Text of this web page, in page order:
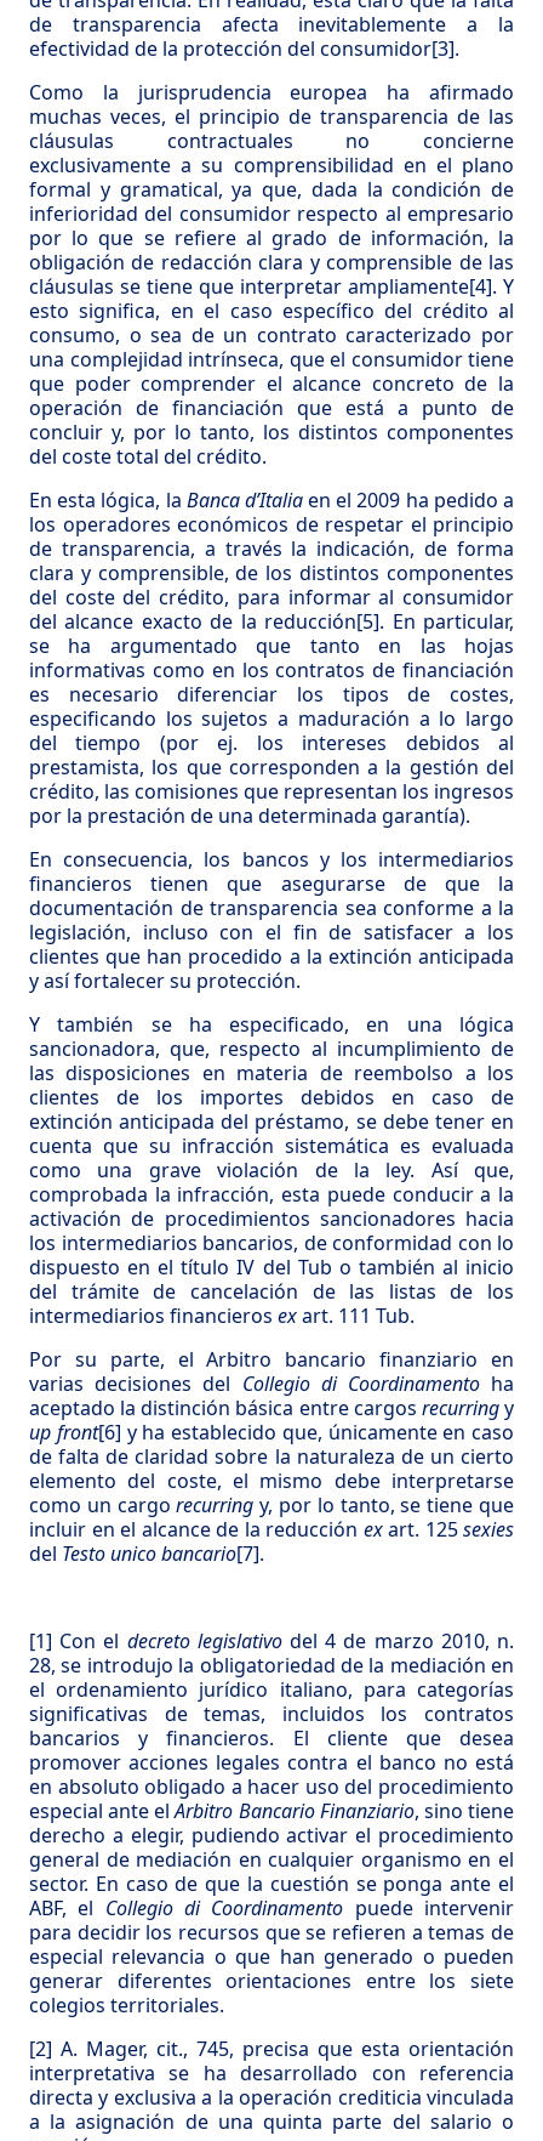
de transparencia afecta inevitablemente a la
efectividad de la protección del consumidor[3].
Como la jurisprudencia europea ha afirmado
muchas veces, el principio de transparencia de las
cláusulas contractuales no concierne
exclusivamente a su comprensibilidad en el plano
formal y gramatical, ya que, dada la condición de
inferioridad del consumidor respecto al empresario
por lo que se refiere al grado de información, la
obligación de redacción clara y comprensible de las
cláusulas se tiene que interpretar ampliamente[4]. Y
esto significa, en el caso específico del crédito al
consumo, o sea de un contrato caracterizado por
una complejidad intrínseca, que el consumidor tiene
que poder comprender el alcance concreto de la
operación de financiación que está a punto de
concluir y, por lo tanto, los distintos componentes
del coste total del crédito.
En esta lógica, la Banca d’Italiaen el 2009 ha pedido a
los operadores económicos de respetar el principio
de transparencia, a través la indicación, de forma
clara y comprensible, de los distintos componentes
del coste del crédito, para informar al consumidor
del alcance exacto de la reducción[5]. En particular,
se ha argumentado que tanto en las hojas
informativas como en los contratos de financiación
es necesario diferenciar los tipos de costes,
especificando los sujetos a maduración a lo largo
del tiempo (por ej. los intereses debidos al
prestamista, los que corresponden a la gestión del
crédito, las comisiones que representan los ingresos
por la prestación de una determinada garantía).
En consecuencia, los bancos y los intermediarios
financieros tienen que asegurarse de que la
documentación de transparencia sea conforme a la
legislación, incluso con el fin de satisfacer a los
clientes que han procedido a la extinción anticipada
y así fortalecer su protección.
Y también se ha especificado, en una lógica
sancionadora, que, respecto al incumplimiento de
las disposiciones en materia de reembolso a los
clientes de los importes debidos en caso de
extinción anticipada del préstamo, se debe tener en
cuenta que su infracción sistemática es evaluada
como una grave violación de la ley. Así que,
comprobada la infracción, esta puede conducir a la
activación de procedimientos sancionadores hacia
los intermediarios bancarios, de conformidad con lo
dispuesto en el título IV del Tub o también al inicio
del trámite de cancelación de las listas de los
intermediarios financieros exart. 111 Tub.
Por su parte, el Arbitro bancario finanziario en
varias decisiones del Collegio di Coordinamentoha
aceptado la distinción básica entre cargos recurringy
up front[6] y ha establecido que, únicamente en caso
de falta de claridad sobre la naturaleza de un cierto
elemento del coste, el mismo debe interpretarse
como un cargorecurring y, por lo tanto, se tiene que
incluir en el alcance de la reducción exart. 125sexies
del Testo unico bancario[7].
[1] Con el decreto legislativodel 4 de marzo 2010, n.
28, se introdujo la obligatoriedad de la mediación en
el ordenamiento jurídico italiano, para categorías
significativas de temas, incluidos los contratos
bancarios y financieros. El cliente que desea
promover acciones legales contra el banco no está
en absoluto obligado a hacer uso del procedimiento
especial ante elArbitro Bancario Finanziario, sino tiene
derecho a elegir, pudiendo activar el procedimiento
general de mediación en cualquier organismo en el
sector. En caso de que la cuestión se ponga ante el
ABF, el Collegio di Coordinamento puede intervenir
para decidir los recursos que se refieren a temas de
especial relevancia o que han generado o pueden
generar diferentes orientaciones entre los siete
colegios territoriales.
[2] A. Mager, cit., 745, precisa que esta orientación
interpretativa se ha desarrollado con referencia
directa y exclusiva a la operación crediticia vinculada
a la asignación de una quinta parte del salario o